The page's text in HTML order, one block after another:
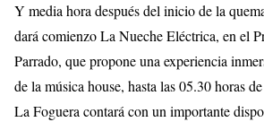
Y media hora después del inicio de la
dará comienzo La Nueche Eléctrica, en el
Parrado, que propone una experiencia
de la música house, hasta las 05.30 horas
La Foguera contará con un importante